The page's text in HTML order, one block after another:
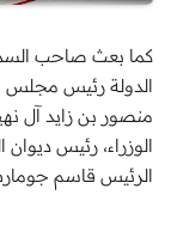
كما بعث صاحب
الدولة رئيس مجلس
منصور بن زايد آل
الوزراء، رئيس
الرئيس قاسم